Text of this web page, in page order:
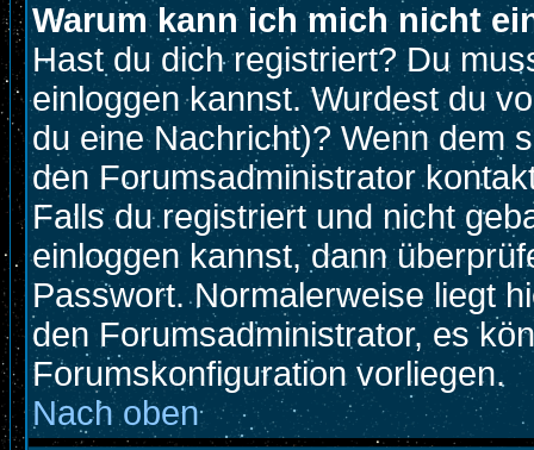
Warum kann ich mich nicht
Hast du dich registriert? Du
einloggen kannst. Wurdest du
du eine Nachricht)? Wenn dem
den Forumsadministrator
Falls du registriert und nicht
einloggen kannst, dann
Passwort. Normalerweise liegt
den Forumsadministrator, es
Forumskonfiguration vorliegen.
Nach oben